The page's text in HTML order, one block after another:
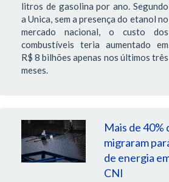
litros de gasolina por ano. Segundo
a Unica, sem a presença do etanol no
mercado nacional, o custo dos
combustíveis teria aumentado em
R$ 8 bilhões apenas nos últimos três
meses.
Mais de 40%
migraram
de energia
CNI